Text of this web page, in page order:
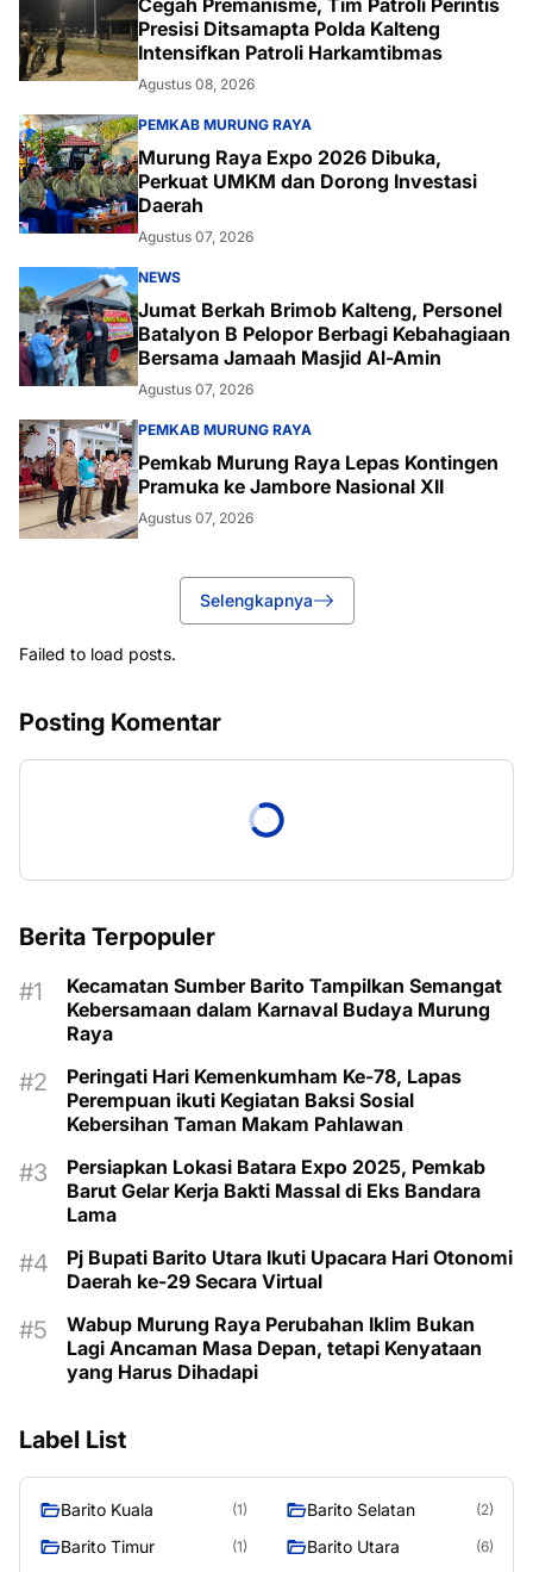
Cegah Premanisme, Tim Patroli Perintis
Presisi Ditsamapta Polda Kalteng
Intensifkan Patroli Harkamtibmas
Agustus 08, 2026
PEMKAB MURUNG RAYA
Murung Raya Expo 2026 Dibuka,
Perkuat UMKM dan Dorong Investasi
Daerah
Agustus 07, 2026
NEWS
Jumat Berkah Brimob Kalteng, Personel
Batalyon B Pelopor Berbagi Kebahagiaan
Bersama Jamaah Masjid Al-Amin
Agustus 07, 2026
PEMKAB MURUNG RAYA
Pemkab Murung Raya Lepas Kontingen
Pramuka ke Jambore Nasional XII
Agustus 07, 2026
Selengkapnya
Failed to load posts.
Posting Komentar
Berita Terpopuler
Kecamatan Sumber Barito Tampilkan Semangat
Kebersamaan dalam Karnaval Budaya Murung
Raya
Peringati Hari Kemenkumham Ke-78, Lapas
Perempuan ikuti Kegiatan Baksi Sosial
Kebersihan Taman Makam Pahlawan
Persiapkan Lokasi Batara Expo 2025, Pemkab
Barut Gelar Kerja Bakti Massal di Eks Bandara
Lama
Pj Bupati Barito Utara Ikuti Upacara Hari Otonomi
Daerah ke-29 Secara Virtual
Wabup Murung Raya Perubahan Iklim Bukan
Lagi Ancaman Masa Depan, tetapi Kenyataan
yang Harus Dihadapi
Label List
Barito Kuala (1) Barito Selatan (2)
Barito Timur (1) Barito Utara (6)